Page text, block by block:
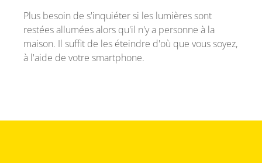
Plus besoin de s'inquiéter si les lumières sont
restées allumées alors qu'il n'y a personne à la
maison. Il suffit de les éteindre d'où que vous soyez,
à l'aide de votre smartphone.